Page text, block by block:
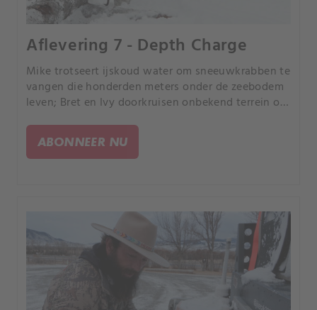
Aflevering 7 - Depth Charge
Mike trotseert ijskoud water om sneeuwkrabben te
vangen die honderden meters onder de zeebodem
leven; Bret en Ivy doorkruisen onbekend terrein om
boomstammen om een diepe kreek over te steken.
ABONNEER NU